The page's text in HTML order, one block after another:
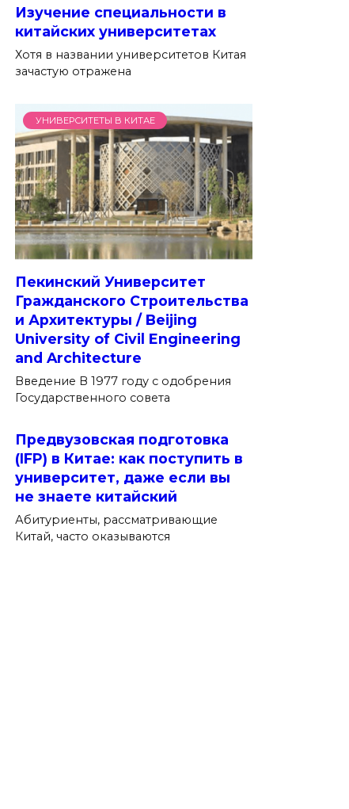
Изучение специальности в
китайских университетах
Хотя в названии университетов Китая
зачастую отражена
УНИВЕРСИТЕТЫ В КИТАЕ
Пекинский Университет
Гражданского Строительства
и Архитектуры / Beijing
University of Civil Engineering
and Architecture
Введение В 1977 году с одобрения
Государственного совета
Предвузовская подготовка
(IFP) в Китае: как поступить в
университет, даже если вы
не знаете китайский
Абитуриенты, рассматривающие
Китай, часто оказываются